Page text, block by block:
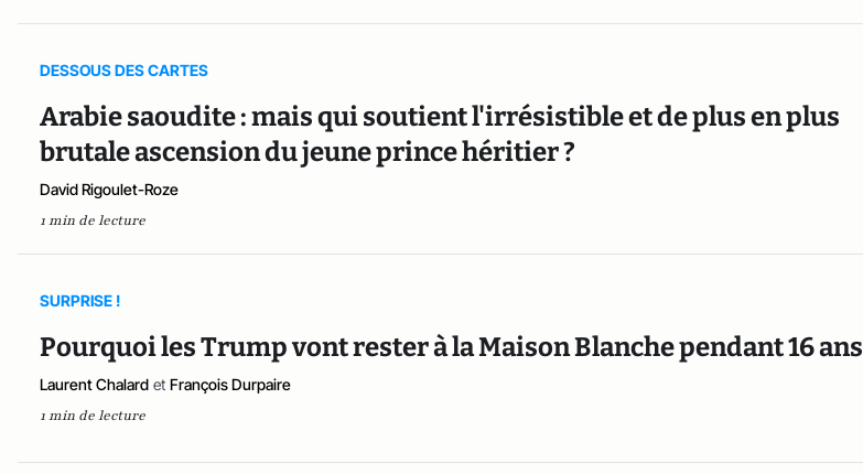
DESSOUS DES CARTES
Arabie saoudite : mais qui soutient l'irrésistible et de plus en plus
brutale ascension du jeune prince héritier ?
David Rigoulet-Roze
1 min de lecture
SURPRISE !
Pourquoi les Trump vont rester à la Maison Blanche pendant 16 ans
Laurent Chalard et François Durpaire
1 min de lecture